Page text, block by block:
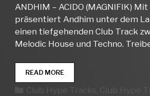
ANDHIM – ACIDO (MAGNIFIK) Mit
präsentiert Andhim unter dem
einen tiefgehenden Club Track
Melodic House und Techno.
READ MORECLUB
HYPE
TRACKS
Kategorien
Club Hype Tracks, Club Hype